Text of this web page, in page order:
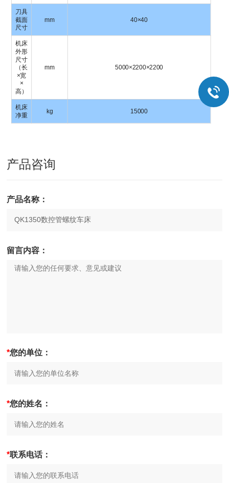
刀具
截面
尺寸
mm 40×40
机床
外形
尺寸
（长
×宽
×
高）
mm 5000×2200×2200
机床
净重
kg 15000
产品咨询
产品名称：
留言内容：
*您的单位：
*您的姓名：
*联系电话：